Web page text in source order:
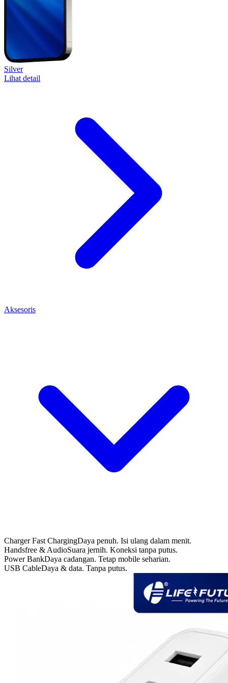
Silver
Lihat detail
Aksesoris
Charger Fast ChargingDaya penuh. Isi ulang dalam menit.
Handsfree & AudioSuara jernih. Koneksi tanpa putus.
Power BankDaya cadangan. Tetap mobile seharian.
USB CableDaya & data. Tanpa putus.